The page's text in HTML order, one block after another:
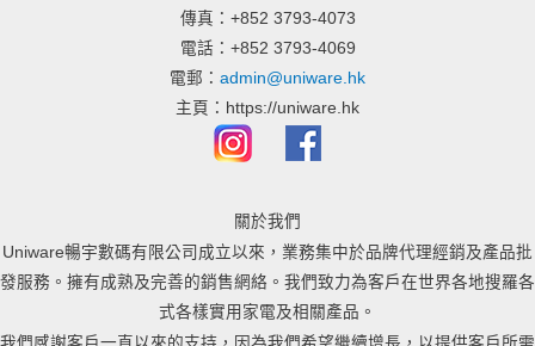
傳真：+852 3793-4073
電話：+852 3793-4069
電郵： admin@uniware.hk
主頁：https://uniware.hk
關於我們
Uniware暢宇數碼有限公司成立以來，業務集中於品牌代理經銷及產品批
發服務。擁有成熟及完善的銷售網絡。我們致力為客戶在世界各地搜羅各
式各樣實用家電及相關產品。